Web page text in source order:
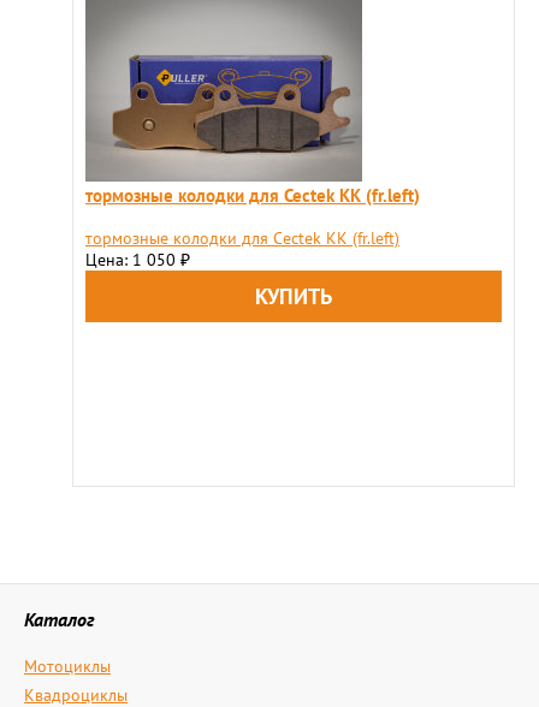
тормозные колодки для Cectek KK (fr.left)
тормозные колодки для Cectek KK (fr.left)
Цена: 1 050 ₽
Каталог
Мотоциклы
Квадроциклы